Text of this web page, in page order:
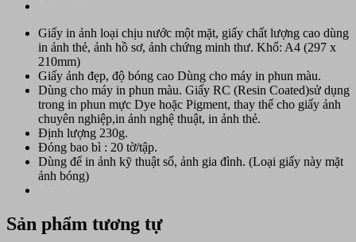
Giấy in ảnh loại chịu nước một mặt, giấy chất lượng cao dùng
in ảnh thẻ, ảnh hồ sơ, ảnh chứng minh thư. Khổ: A4 (297 x
210mm)
Giấy ảnh đẹp, độ bóng cao Dùng cho máy in phun màu.
Dùng cho máy in phun màu. Giấy RC (Resin Coated)sử dụng
trong in phun mực Dye hoặc Pigment, thay thế cho giấy ảnh
chuyên nghiệp,in ảnh nghệ thuật, in ảnh thẻ.
Định lượng 230g.
Đóng bao bì : 20 tờ/tập.
Dùng để in ảnh kỹ thuật số, ảnh gia đình. (Loại giấy này mặt
ảnh bóng)
Sản phẩm tương tự